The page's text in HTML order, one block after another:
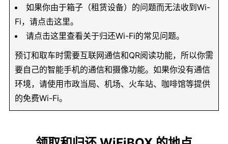
如果你由于箱子（租赁设备）的问题而无法收到Wi-
Fi，请点击这里。
请点击这里查看关于归还Wi-Fi的常见问题。
预订和取车时需要互联网通信和QR阅读功能，所以你需
要自己的智能手机的通信和摄像功能。如果你没有通信
环境，请使用市政当局、机场、火车站、咖啡馆等提供
的免费Wi-Fi。